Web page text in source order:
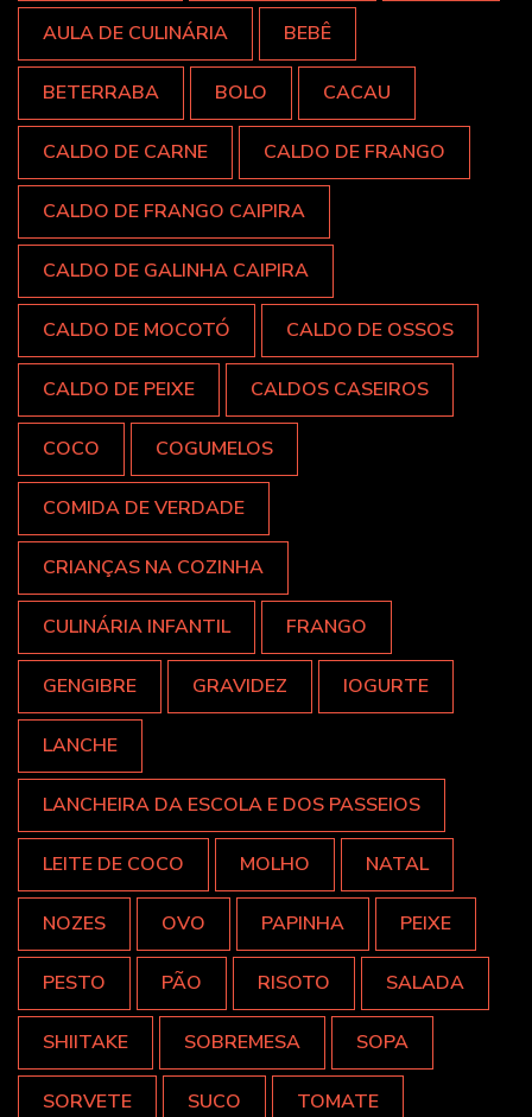
AULA DE CULINÁRIA BEBÊ
BETERRABA BOLO CACAU
CALDO DE CARNE CALDO DE FRANGO
CALDO DE FRANGO CAIPIRA
CALDO DE GALINHA CAIPIRA
CALDO DE MOCOTÓ CALDO DE OSSOS
CALDO DE PEIXE CALDOS CASEIROS
COCO COGUMELOS
COMIDA DE VERDADE
CRIANÇAS NA COZINHA
CULINÁRIA INFANTIL FRANGO
GENGIBRE GRAVIDEZ IOGURTE
LANCHE
LANCHEIRA DA ESCOLA E DOS PASSEIOS
LEITE DE COCO MOLHO NATAL
NOZES OVO PAPINHA PEIXE
PESTO PÃO RISOTO SALADA
SHIITAKE SOBREMESA SOPA
SORVETE SUCO TOMATE